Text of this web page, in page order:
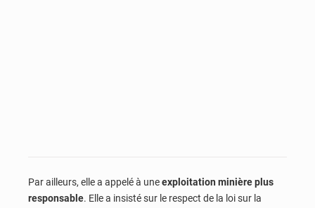
Par ailleurs, elle a appelé à uneexploitation minière plus
responsable. Elle a insisté sur le respect de la loi sur la